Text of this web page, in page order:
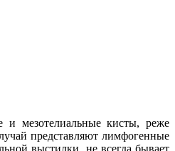
и мезотелиальные кисты, реже
представляют лимфогенные